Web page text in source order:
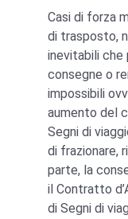
Casi di forza
di trasposto,
inevitabili che
consegne o
impossibili
aumento del
Segni di
di frazionare,
parte, la
il Contratto
di Segni di